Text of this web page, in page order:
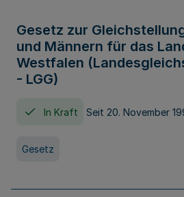
Gesetz zur
und Männern für das
Westfalen
- LGG)
In Kraft Seit 20. November
Gesetz